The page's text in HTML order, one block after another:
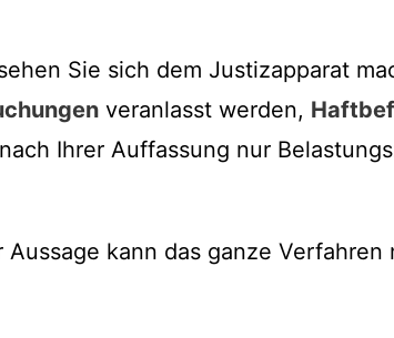
Sie sich dem Justizapparat
veranlasst werden,
Ihrer Auffassung nur
kann das ganze Verfahren